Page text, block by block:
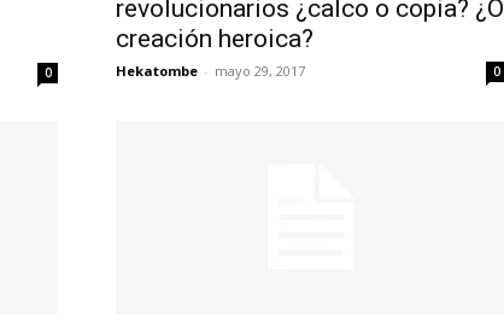
0
revolucionarios ¿calco o copia? ¿O
creación heroica?
Hekatombe - mayo 29, 2017 0